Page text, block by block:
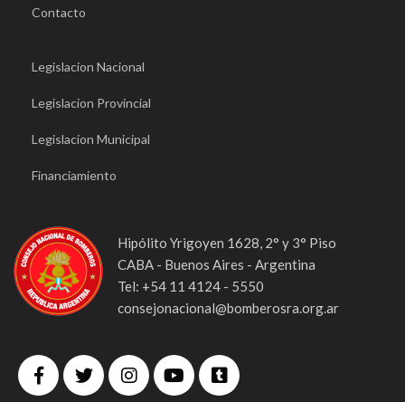
Contacto
Legislacion Nacional
Legislacion Provincial
Legislacion Municipal
Financiamiento
Hipólito Yrigoyen 1628, 2° y 3° Piso
CABA - Buenos Aires - Argentina
Tel: +54 11 4124 - 5550
consejonacional@bomberosra.org.ar